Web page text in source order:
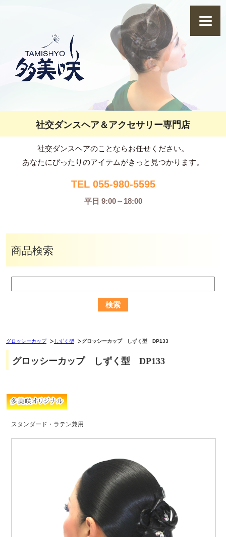
社交ダンスヘア＆アクセサリー専門店
社交ダンスヘアのことならお任せください。
あなたにぴったりのアイテムがきっと見つかります。
TEL 055-980-5595
平日 9:00～18:00
商品検索
グロッシーカップ しずく型 グロッシーカップ しずく型 DP133
グロッシーカップ しずく型 DP133
スタンダード・ラテン兼用